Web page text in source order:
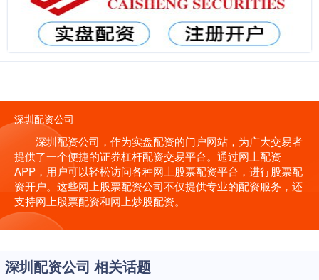
深圳配资公司
深圳配资公司，作为实盘配资的门户网站，为广大交易者
提供了一个便捷的证券杠杆配资交易平台。通过网上配资
APP，用户可以轻松访问各种网上股票配资平台，进行股票配
资开户。这些网上股票配资公司不仅提供专业的配资服务，还
支持网上股票配资和网上炒股配资。
深圳配资公司 相关话题